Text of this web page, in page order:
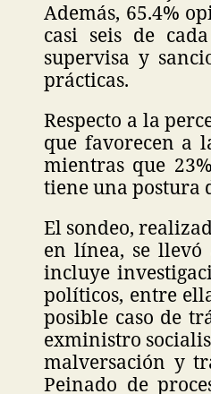
Además, 65.4%
casi seis de
supervisa y
prácticas.
Respecto a la
que favorecen a
mientras que
tiene una postura
El sondeo,
en línea, se
incluye
políticos, entre
posible caso de
exministro
malversación y
Peinado de